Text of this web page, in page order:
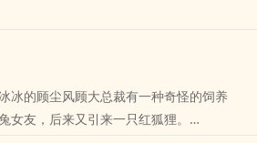
枕边人冷属秋婚后对她不理不睬的样子；
父亲突然心脏病发作；记得的，是母亲整
，今世她不会再信冷属秋的一句谎言，保
愿。
冰的顾尘风顾大总裁有一种奇怪的饲养
女友，后来又引来一只红狐狸。